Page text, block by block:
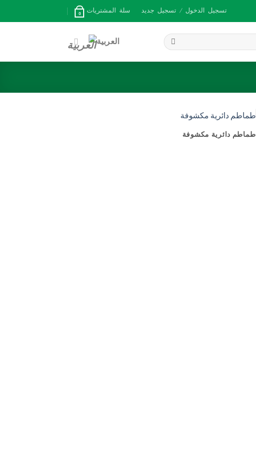
تسجيل الدخول / تسجيل جديد سلة المشتريات 0
العربية
طماطم دائرية مكشوفة